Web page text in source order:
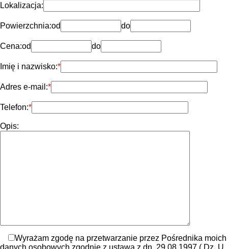
Lokalizacja:
Powierzchnia:od do
Cena:od do
Imię i nazwisko:
Adres e-mail:
Telefon:
Opis:
Wyrażam zgodę na przetwarzanie przez Pośrednika moich
danych osobowych zgodnie z ustawą z dn. 29.08.1997 ( Dz. U.